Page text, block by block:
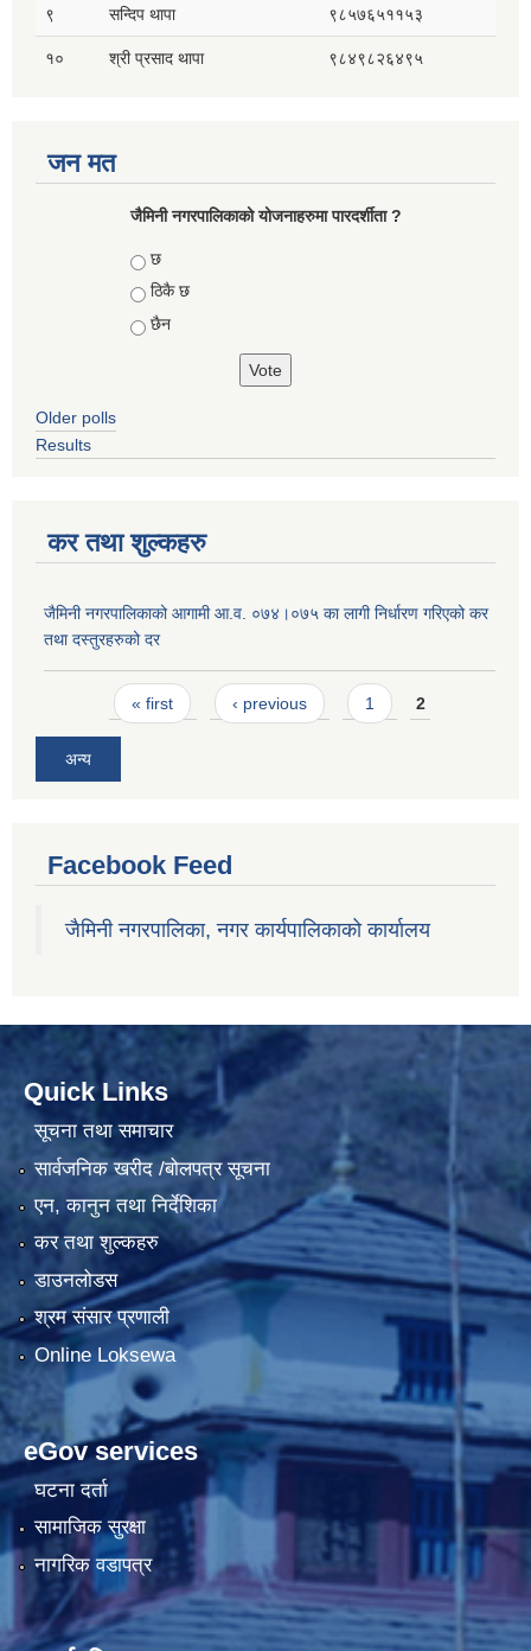
९ सन्दिप थापा ९८५७६५११५३
१० श्री प्रसाद थापा ९८४९८२६४९५
जन मत
जैमिनी नगरपालिकाको योजनाहरुमा पारदर्शीता ?
Choices
छ
ठिकै छ
छैन
Older polls
Results
कर तथा शुल्कहरु
जैमिनी नगरपालिकाको आगामी आ.व. ०७४।०७५ का लागी निर्धारण गरिएको कर
तथा दस्तुरहरुको दर
Pages« first ‹ previous 1 2
अन्य
Facebook Feed
जैमिनी नगरपालिका, नगर कार्यपालिकाको कार्यालय
Quick Links
सूचना तथा समाचार
सार्वजनिक खरीद /बोलपत्र सूचना
एन, कानुन तथा निर्देशिका
कर तथा शुल्कहरु
डाउनलोडस
श्रम संसार प्रणाली
Online Loksewa
eGov services
घटना दर्ता
सामाजिक सुरक्षा
नागरिक वडापत्र